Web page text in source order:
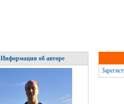
Информация об авторе